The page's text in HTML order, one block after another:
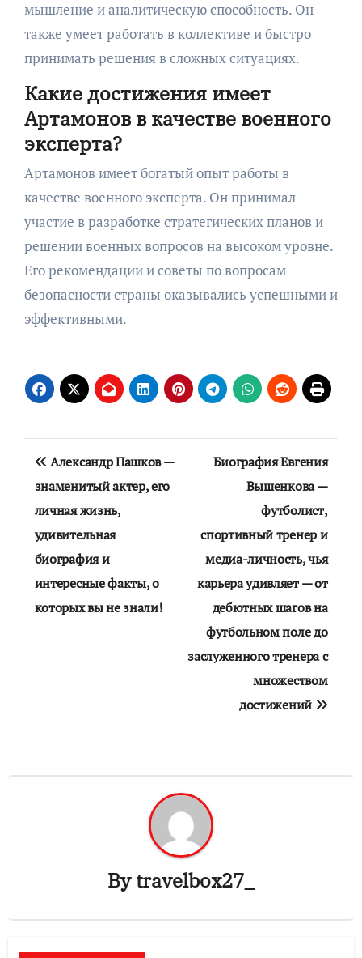
мышление и аналитическую способность. Он
также умеет работать в коллективе и быстро
принимать решения в сложных ситуациях.
Какие достижения имеет
Артамонов в качестве военного
эксперта?
Артамонов имеет богатый опыт работы в
качестве военного эксперта. Он принимал
участие в разработке стратегических планов и
решении военных вопросов на высоком уровне.
Его рекомендации и советы по вопросам
безопасности страны оказывались успешными и
эффективными.
Навигация
по
записям
Александр Пашков —
знаменитый актер, его
личная жизнь,
удивительная
биография и
интересные факты, о
которых вы не знали!
Биография Евгения
Вышенкова —
футболист,
спортивный тренер и
медиа-личность, чья
карьера удивляет — от
дебютных шагов на
футбольном поле до
заслуженного тренера с
множеством
достижений
Bytravelbox27_